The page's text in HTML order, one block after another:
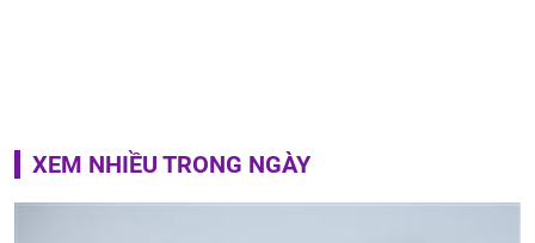
XEM NHIỀU TRONG NGÀY